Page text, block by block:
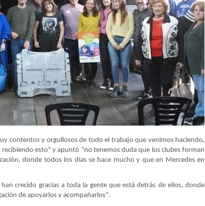
contentos y orgullosos de todo el trabajo que venimos haciendo,
esto” y apuntó “no tenemos duda que los clubes forman
donde todos los días se hace mucho y que en Mercedes en
crecido gracias a toda la gente que está detrás de ellos, donde
de apoyarlos y acompañarlos”.